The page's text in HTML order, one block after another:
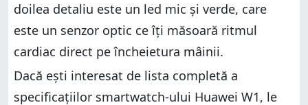
doilea detaliu este un led mic și verde, care
este un senzor optic ce îți măsoară ritmul
cardiac direct pe încheietura mâinii.
Dacă ești interesat de lista completă a
specificațiilor smartwatch-ului Huawei W1, le